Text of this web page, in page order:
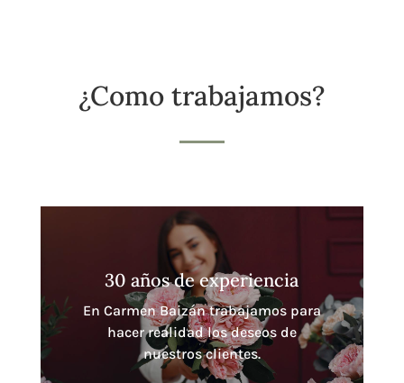
¿Como trabajamos?
30 años de experiencia
En Carmen Baizán trabajamos para
hacer realidad los deseos de
nuestros clientes.